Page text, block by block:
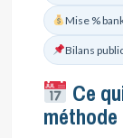
Mise %
Bilans
Ce
méthode